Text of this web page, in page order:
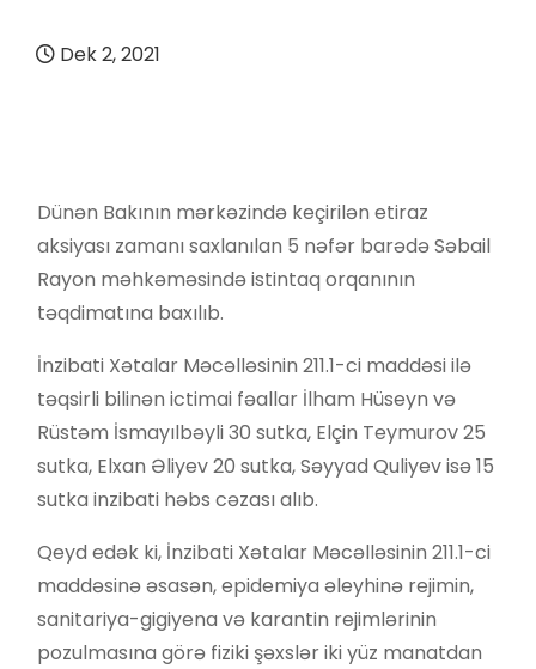
Dek 2, 2021
Dünən Bakının mərkəzində keçirilən etiraz
aksiyası zamanı saxlanılan 5 nəfər barədə Səbail
Rayon məhkəməsində istintaq orqanının
təqdimatına baxılıb.
İnzibati Xətalar Məcəlləsinin 211.1-ci maddəsi ilə
təqsirli bilinən ictimai fəallar İlham Hüseyn və
Rüstəm İsmayılbəyli 30 sutka, Elçin Teymurov 25
sutka, Elxan Əliyev 20 sutka, Səyyad Quliyev isə 15
sutka inzibati həbs cəzası alıb.
Qeyd edək ki, İnzibati Xətalar Məcəlləsinin 211.1-ci
maddəsinə əsasən, epidemiya əleyhinə rejimin,
sanitariya-gigiyena və karantin rejimlərinin
pozulmasına görə fiziki şəxslər iki yüz manatdan